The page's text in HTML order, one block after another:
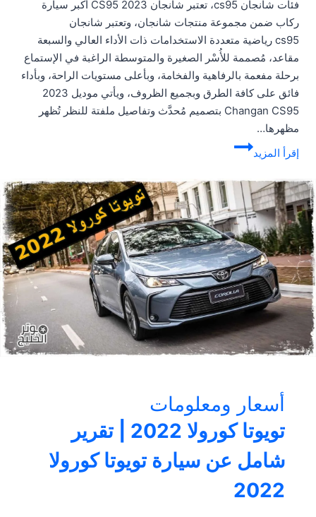
فئات شانجان cs95، تعتبر شانجان CS95 2023 أكبر سيارة
ركاب ضمن مجموعة منتجات شانجان، وتعتبر شانجان
cs95 رياضية متعددة الاستخدامات ذات الأداء العالي والسبعة
مقاعد، مُصممة للأُسْر الصغيرة والمتوسطة الراغبة في الإستماع
برحلة مفعمة بالرفاهية والفخامة، وبأعلى مستويات الراحة، وبأداء
فائق على كافة الطرق وبجميع الظروف، ويأتي موديل 2023
Changan CS95 بتصميم مُحدَّث وتفاصيل ملفتة للنظر تُظهر
مظهرها…
إقرأ المزيد
فئات
cs95
|
الفرق
بين
شانجان
رويال
وبلاتينيوم
2023
أسعار ومعلومات
تويوتا كورولا 2022 | تقرير
شامل عن سيارة تويوتا كورولا
2022